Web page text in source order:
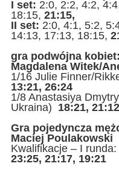
I set: 2:0, 2:2, 4:2,
18:15, 21:15,
II set: 2:0, 4:1, 5:2,
14:13, 17:13, 18:15,
gra podwójna kobiet:
Magdalena Witek/
1/16 Julie Finner/
13:21, 26:24
1/8 Anastasiya
Ukraina) 18:21,
Gra pojedyncza
Maciej Poulakowski
Kwalifikacje – I
23:25, 21:17, 19:21